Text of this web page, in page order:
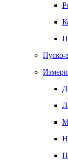
Пуско-